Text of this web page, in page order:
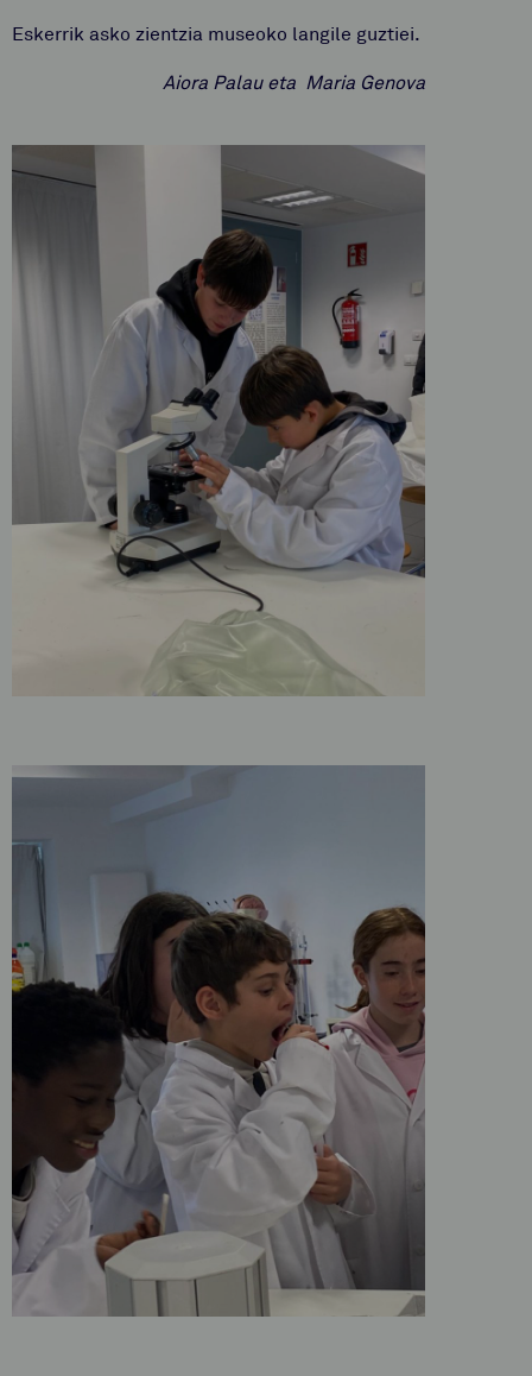
Eskerrik asko zientzia museoko langile guztiei.
Aiora Palau eta Maria Genova